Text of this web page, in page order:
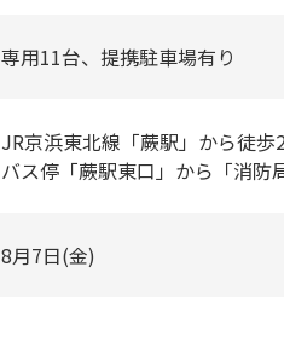
専用11台、提携駐車場有り
JR京浜東北線「蕨駅」から徒
バス停「蕨駅東口」から「消
8月7日(金)